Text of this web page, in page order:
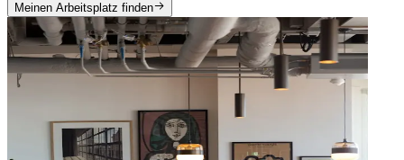
Meinen Arbeitsplatz finden